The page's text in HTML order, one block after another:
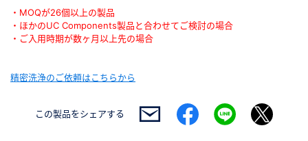
・MOQが26個以上の製品
・ほかのUC Components製品と合わせてご検討の場合
・ご入用時期が数ヶ月以上先の場合
精密洗浄のご依頼はこちらから
この製品をシェアする